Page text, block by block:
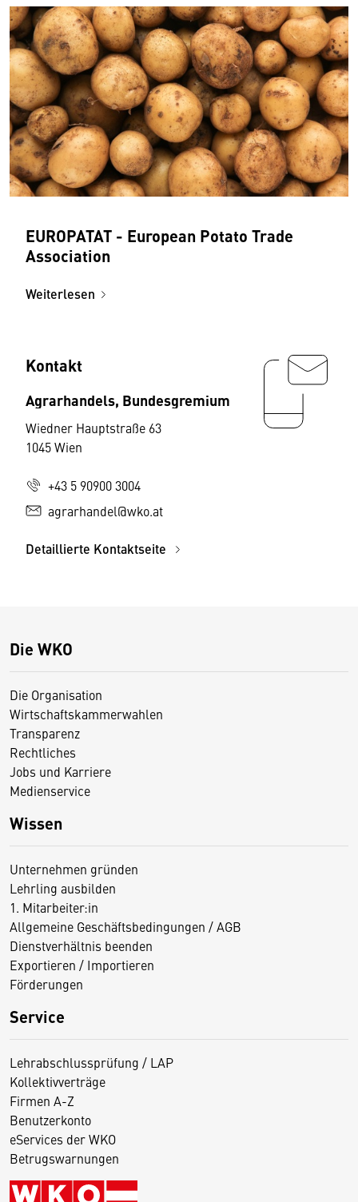
EUROPATAT - European Potato Trade
Association
Weiterlesen
Kontakt
Agrarhandels, Bundesgremium
Wiedner Hauptstraße 63
1045 Wien
+43 5 90900 3004
agrarhandel@wko.at
Detaillierte Kontaktseite
Die WKO
Die Organisation
Wirtschaftskammerwahlen
Transparenz
Rechtliches
Jobs und Karriere
Medienservice
Wissen
Unternehmen gründen
Lehrling ausbilden
1. Mitarbeiter:in
Allgemeine Geschäftsbedingungen / AGB
Dienstverhältnis beenden
Exportieren / Importieren
Förderungen
Service
Lehrabschlussprüfung / LAP
Kollektivverträge
Firmen A-Z
Benutzerkonto
eServices der WKO
Betrugswarnungen